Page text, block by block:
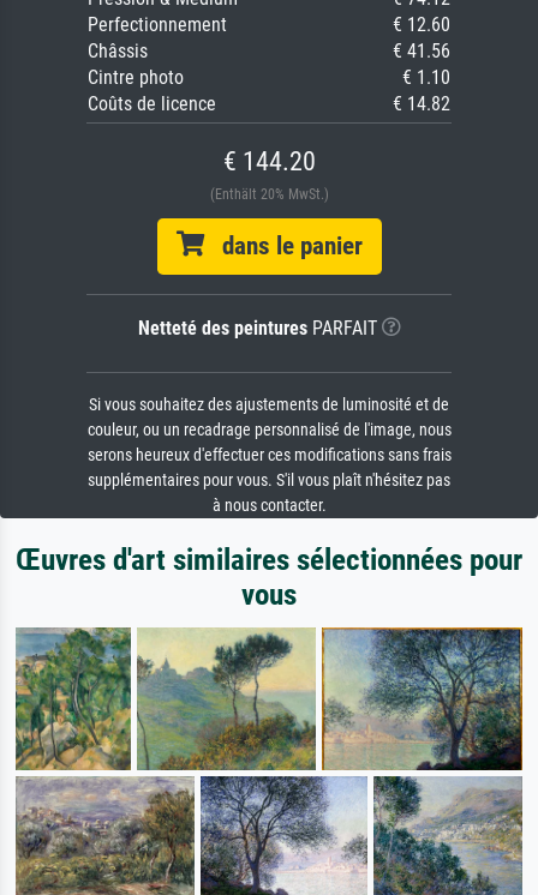
Perfectionnement
€ 12.60
Châssis
€ 41.56
Cintre photo
€ 1.10
Coûts de licence
€ 14.82
€ 144.20
(Enthält 20% MwSt.)
dans le panier
Netteté des peinturesPARFAIT
Si vous souhaitez des ajustements de luminosité et de
couleur, ou un recadrage personnalisé de l'image, nous
serons heureux d'effectuer ces modifications sans frais
supplémentaires pour vous. S'il vous plaît n'hésitez pas
à nous contacter.
Œuvres d'art similaires sélectionnées pour
vous